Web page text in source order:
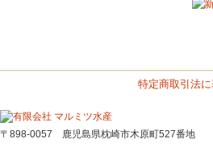
特定商取引法
〒898-0057 鹿児島県枕崎市木原町527番地